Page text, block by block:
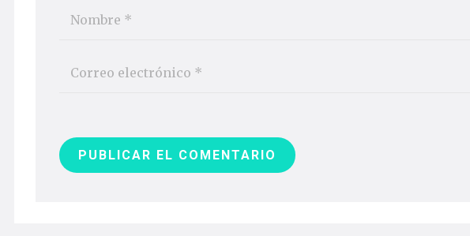
PUBLICAR EL COMENTARIO